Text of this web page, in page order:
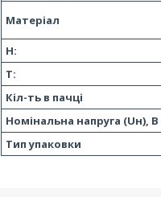
Матеріал
H:
T:
Кіл-ть в пачці
Номінальна напруга (Uн), В
Тип упаковки